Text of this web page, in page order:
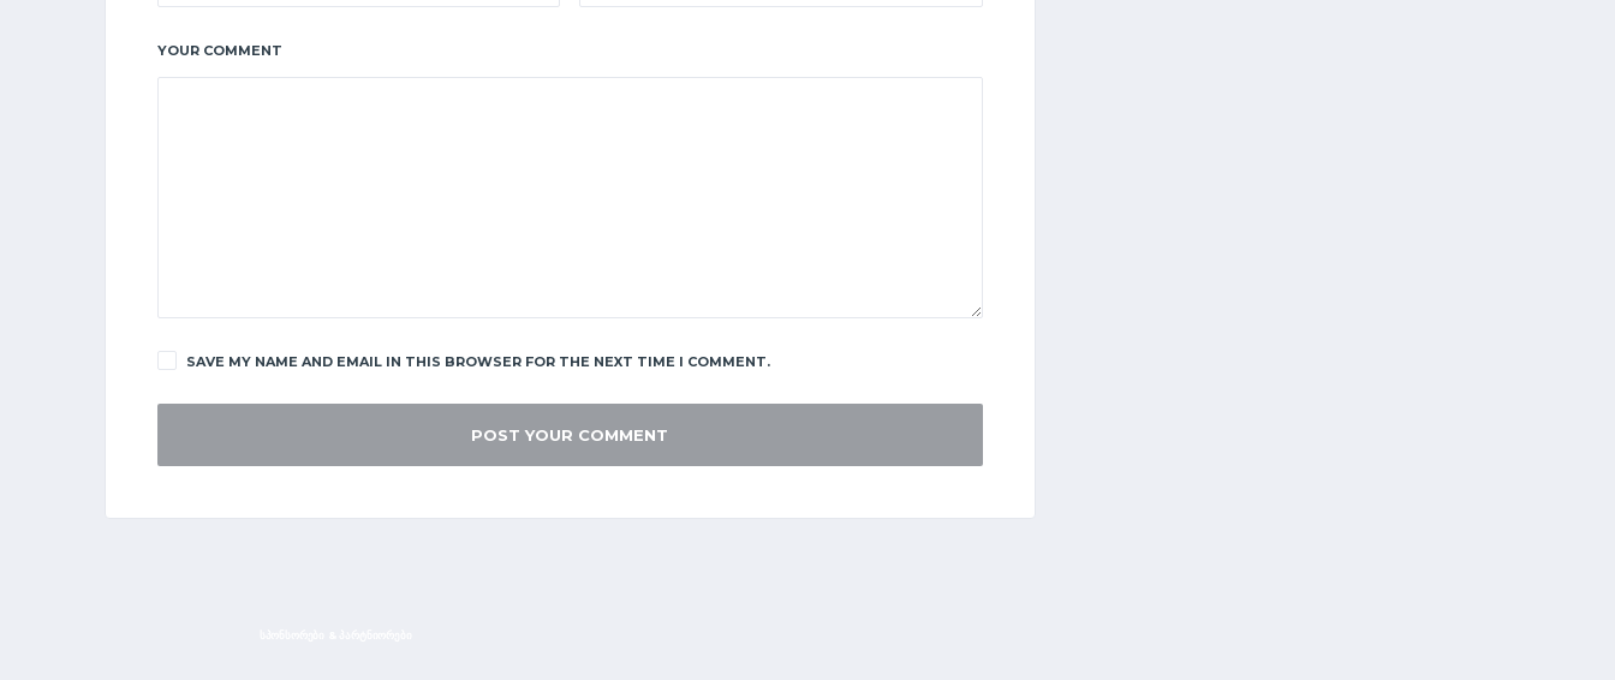
YOUR COMMENT
SAVE MY NAME AND EMAIL IN THIS BROWSER FOR THE NEXT TIME I COMMENT.